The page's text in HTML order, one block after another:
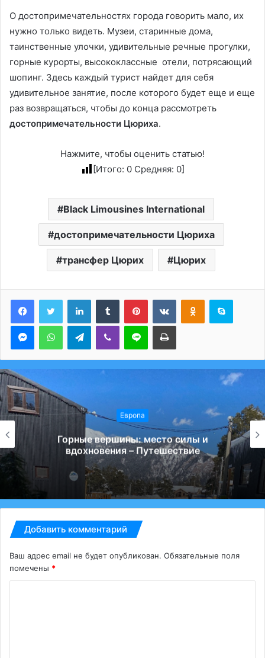
О достопримечательностях города говорить мало, их
нужно только видеть. Музеи, старинные дома,
таинственные улочки, удивительные речные прогулки,
горные курорты, высококлассные отели, потрясающий
шопинг. Здесь каждый турист найдет для себя
удивительное занятие, после которого будет еще и еще
раз возвращаться, чтобы до конца рассмотреть
достопримечательности Цюриха.
Нажмите, чтобы оценить статью!
[Итого: 0Средняя: 0]
Black Limousines International
достопримечательности Цюриха
трансфер Цюрих Цюрих
LinkedInTumblr PinterestВконтактеОдноклассники
Skype
MessengerWhatsAppTelegramViber Line Печатать
Европа
Горные вершины: место силы и
вдохновения – Путешествие
Добавить комментарий
Ваш адрес email не будет опубликован. Обязательные поля
помечены *